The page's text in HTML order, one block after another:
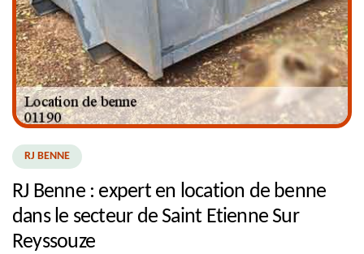
RJ BENNE
RJ Benne : expert en location de benne
dans le secteur de Saint Etienne Sur
Reyssouze